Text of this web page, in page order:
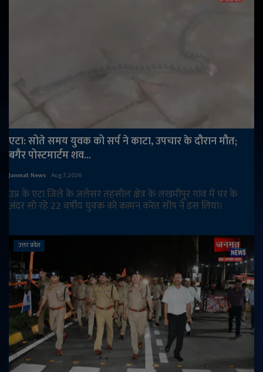
एटा: सोते समय युवक को सर्प ने काटा, उपचार के दौरान मौत;
बगैर पोस्टमार्टम शव...
Janmat News Aug 7, 2026
उप्र के एटा जिले के जलेसर तहसील क्षेत्र के लखमीपुर गांव में घर के
अंदर सो रहे 22 वर्षीय युवक को कामन करेत साँप ने डस लिया।
उत्तर प्रदेश